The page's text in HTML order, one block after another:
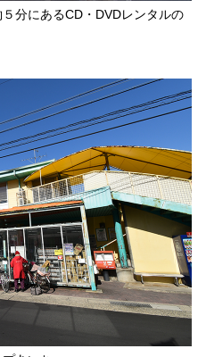
分にあるCD・DVDレンタルの